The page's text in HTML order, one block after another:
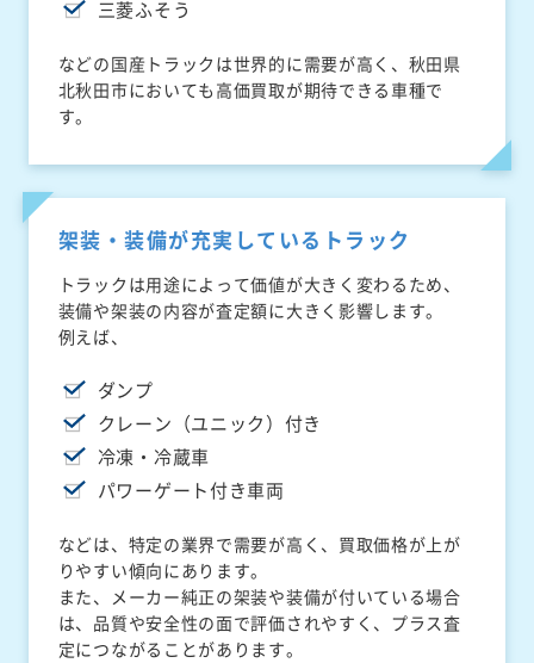
三菱ふそう
などの国産トラックは世界的に需要が高く、秋田県
北秋田市においても高価買取が期待できる車種で
す。
架装・装備が充実しているトラック
トラックは用途によって価値が大きく変わるため、
装備や架装の内容が査定額に大きく影響します。
例えば、
ダンプ
クレーン（ユニック）付き
冷凍・冷蔵車
パワーゲート付き車両
などは、特定の業界で需要が高く、買取価格が上が
りやすい傾向にあります。
また、メーカー純正の架装や装備が付いている場合
は、品質や安全性の面で評価されやすく、プラス査
定につながることがあります。